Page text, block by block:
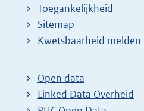
Toegankelijkheid
Sitemap
E
t
e
r
Kwetsbaarheid melden
Open data
Linked Data Overheid